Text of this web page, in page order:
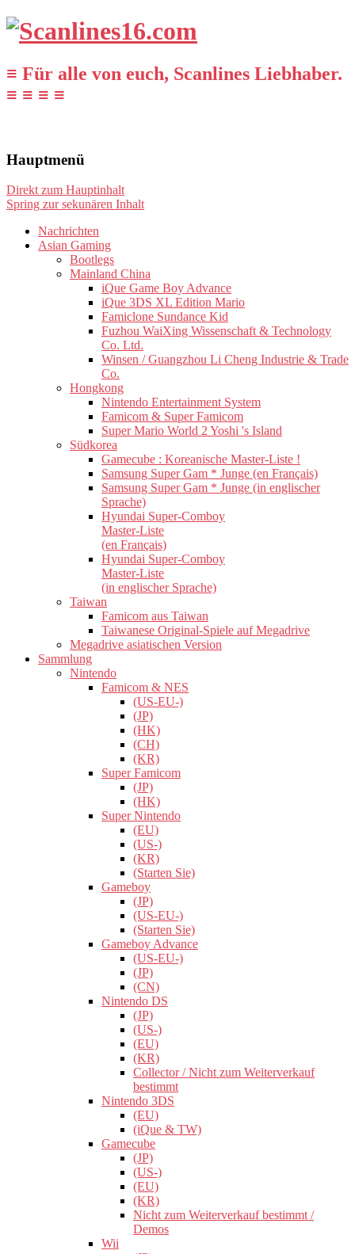
≡ Für alle von euch, Scanlines Liebhaber.
≡ ≡ ≡ ≡
Hauptmenü
Direkt zum Hauptinhalt
Spring zur sekunären Inhalt
Nachrichten
Asian Gaming
Bootlegs
Mainland China
iQue Game Boy Advance
iQue 3DS XL Edition Mario
Famiclone Sundance Kid
Fuzhou WaiXing Wissenschaft & Technology
Co. Ltd.
Winsen / Guangzhou Li Cheng Industrie & Trade
Co.
Hongkong
Nintendo Entertainment System
Famicom & Super Famicom
Super Mario World 2 Yoshi 's Island
Südkorea
Gamecube : Koreanische Master-Liste !
Samsung Super Gam * Junge (en Français)
Samsung Super Gam * Junge (in englischer
Sprache)
Hyundai Super-Comboy
Master-Liste
(en Français)
Hyundai Super-Comboy
Master-Liste
(in englischer Sprache)
Taiwan
Famicom aus Taiwan
Taiwanese Original-Spiele auf Megadrive
Megadrive asiatischen Version
Sammlung
Nintendo
Famicom & NES
(US-EU-)
(JP)
(HK)
(CH)
(KR)
Super Famicom
(JP)
(HK)
Super Nintendo
(EU)
(US-)
(KR)
(Starten Sie)
Gameboy
(JP)
(US-EU-)
(Starten Sie)
Gameboy Advance
(US-EU-)
(JP)
(CN)
Nintendo DS
(JP)
(US-)
(EU)
(KR)
Collector / Nicht zum Weiterverkauf
bestimmt
Nintendo 3DS
(EU)
(iQue & TW)
Gamecube
(JP)
(US-)
(EU)
(KR)
Nicht zum Weiterverkauf bestimmt /
Demos
Wii